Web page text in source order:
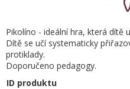
Pikolíno - ideální hra, která dítě
Dítě se učí systematicky
protiklady.
Doporučeno pedagogy.
ID produktu